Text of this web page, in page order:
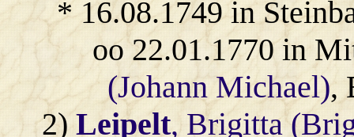
* 16.08.1749 in
oo 22.01.1770 in
(Johann Michael),
2)Leipelt, Brigitta